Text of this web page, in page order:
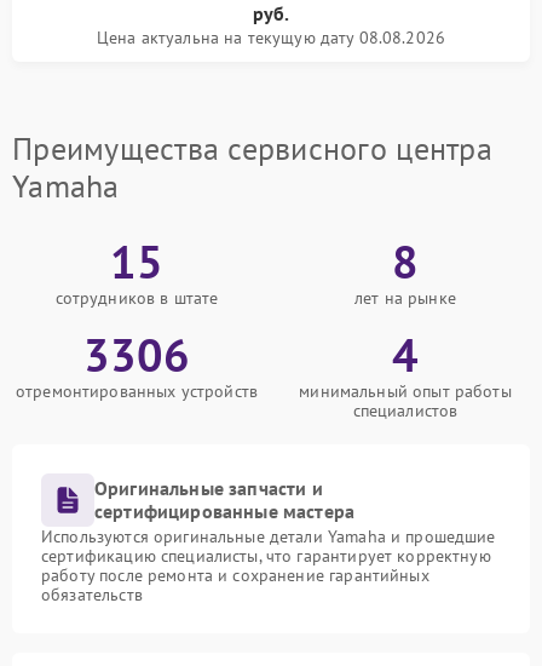
руб.
Цена актуальна на текущую дату 08.08.2026
Преимущества сервисного центра
Yamaha
15
сотрудников в штате
8
лет на рынке
3306
отремонтированных устройств
4
минимальный опыт работы
специалистов
Оригинальные запчасти и
сертифицированные мастера
Используются оригинальные детали Yamaha и прошедшие
сертификацию специалисты, что гарантирует корректную
работу после ремонта и сохранение гарантийных
обязательств